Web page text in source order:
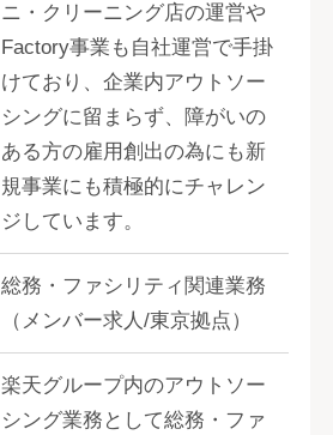
ニ・クリーニング店の運営や
Factory事業も自社運営で手掛
けており、企業内アウトソー
シングに留まらず、障がいの
ある方の雇用創出の為にも新
規事業にも積極的にチャレン
ジしています。
総務・ファシリティ関連業務
（メンバー求人/東京拠点）
楽天グループ内のアウトソー
シング業務として総務・ファ